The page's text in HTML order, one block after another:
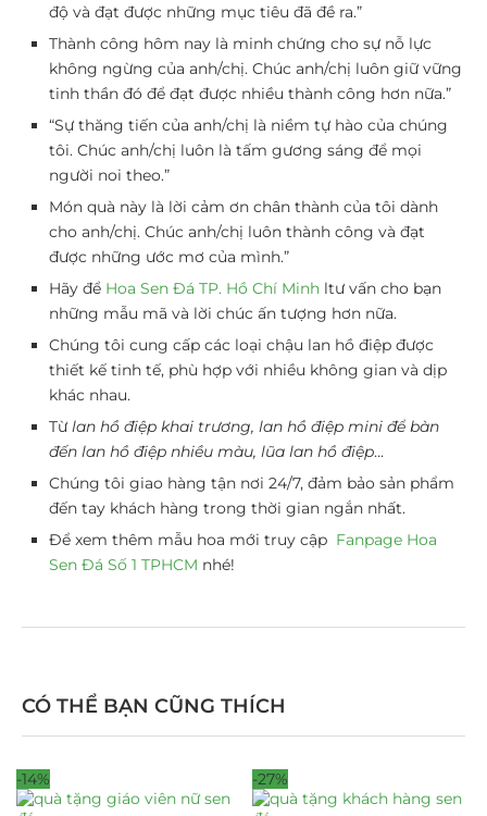
độ và đạt được những mục tiêu đã đề ra.”
Thành công hôm nay là minh chứng cho sự nỗ lực
không ngừng của anh/chị. Chúc anh/chị luôn giữ vững
tinh thần đó để đạt được nhiều thành công hơn nữa.”
“Sự thăng tiến của anh/chị là niềm tự hào của chúng
tôi. Chúc anh/chị luôn là tấm gương sáng để mọi
người noi theo.”
Món quà này là lời cảm ơn chân thành của tôi dành
cho anh/chị. Chúc anh/chị luôn thành công và đạt
được những ước mơ của mình.”
Hãy để Hoa Sen Đá TP. Hồ Chí Minh ltư vấn cho bạn
những mẫu mã và lời chúc ấn tượng hơn nữa.
Chúng tôi cung cấp các loại chậu lan hồ điệp được
thiết kế tinh tế, phù hợp với nhiều không gian và dịp
khác nhau.
Từ lan hồ điệp khai trương, lan hồ điệp mini để bàn
đến lan hồ điệp nhiều màu, lũa lan hồ điệp…
Chúng tôi giao hàng tận nơi 24/7, đảm bảo sản phẩm
đến tay khách hàng trong thời gian ngắn nhất.
Để xem thêm mẫu hoa mới truy cập Fanpage Hoa
Sen Đá Số 1 TPHCM nhé!
CÓ THỂ BẠN CŨNG THÍCH
-14% -27%